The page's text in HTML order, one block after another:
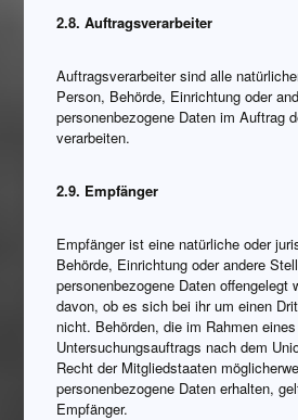
2.8. Auftragsverarbeiter
Auftragsverarbeiter sind alle
Person, Behörde, Einrichtung oder
personenbezogene Daten im Auftrag
verarbeiten.
2.9. Empfänger
Empfänger ist eine natürliche oder
Behörde, Einrichtung oder andere
personenbezogene Daten offengelegt
davon, ob es sich bei ihr um einen
nicht. Behörden, die im Rahmen
Untersuchungsauftrags nach dem
Recht der Mitgliedstaaten
personenbezogene Daten erhalten,
Empfänger.